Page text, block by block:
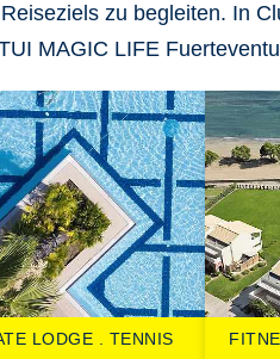
zu begleiten. In
MAGIC LIFE
LODGE TENNIS